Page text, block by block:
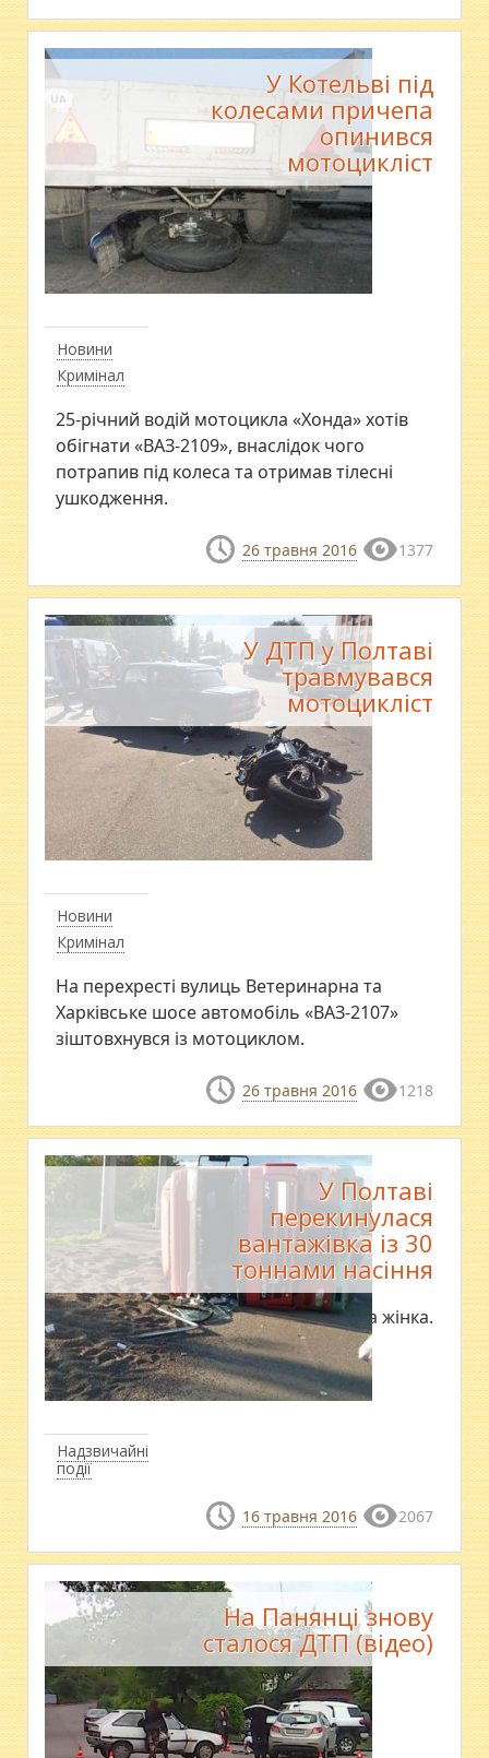
Новини
Кримінал
У Котельві під
колесами причепа
опинився
мотоцикліст
25-річний водій мотоцикла «Хонда» хотів
обігнати «ВАЗ-2109», внаслідок чого
потрапив під колеса та отримав тілесні
ушкодження.
26 травня 2016 1377
Новини
Кримінал
У ДТП у Полтаві
травмувався
мотоцикліст
На перехресті вулиць Ветеринарна та
Харківське шосе автомобіль «ВАЗ-2107»
зіштовхнувся із мотоциклом.
26 травня 2016 1218
Надзвичайні
події
У Полтаві
перекинулася
вантажівка із 30
тоннами насіння
У ДТП постраждала жінка.
16 травня 2016 2067
На Панянці знову
сталося ДТП (відео)